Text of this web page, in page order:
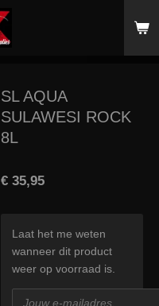
SL AQUA
SULAWESI ROCK
8L
€ 35,95
Laat het me weten
wanneer dit product
weer op voorraad is.